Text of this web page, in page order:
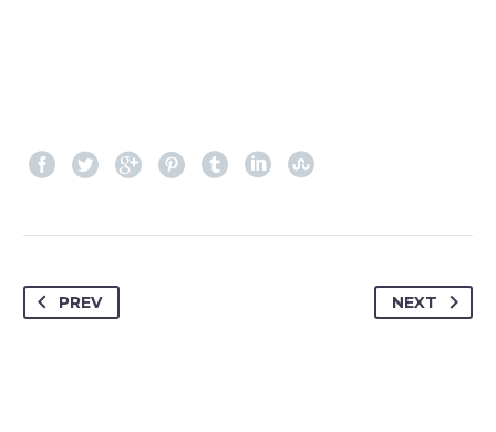
PREV NEXT